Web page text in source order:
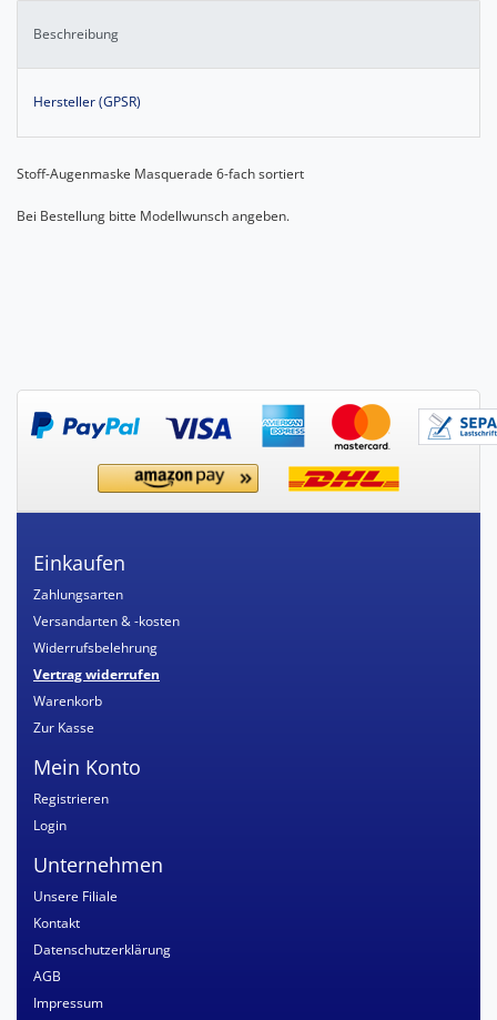
Beschreibung
Hersteller (GPSR)
Stoff-Augenmaske Masquerade 6-fach sortiert
Bei Bestellung bitte Modellwunsch angeben.
Einkaufen
Zahlungsarten
Versandarten & -kosten
Widerrufsbelehrung
Vertrag widerrufen
Warenkorb
Zur Kasse
Mein Konto
Registrieren
Login
Unternehmen
Unsere Filiale
Kontakt
Datenschutzerklärung
AGB
Impressum